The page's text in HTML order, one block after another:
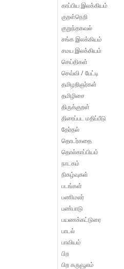
காப்பிய இலக்கியம்
குறள்நெறி
குறுந்தகவல்
சங்க இலக்கியம்
சமய இலக்கியம்
செய்திகள்
செவ்வி / பேட்டி
தமிழறிஞர்கள்
தமிழிசை
திருக்குறள்
திரைப்பட மதிப்பீடு
தேர்தல்
தொடர்கதை
தொல்காப்பியம்
நாடகம்
நிகழ்வுகள்
படங்கள்
பணிமலர்
பண்பாடு
பயணக்கட்டுரை
பாடல்
பாவியம்
பிற
பிற கருவூலம்